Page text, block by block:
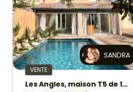
SANDRA
VENTE
Les Angles, maison T5 de 137 m2 avec parking, garage box et piscine